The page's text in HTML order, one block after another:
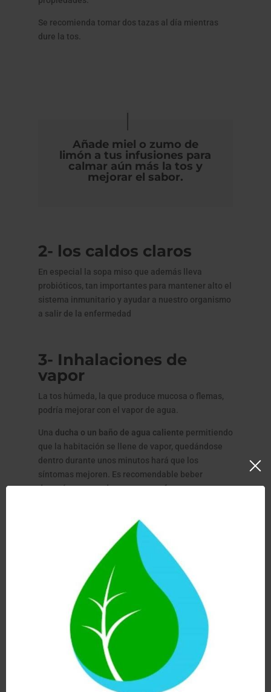
Se recomienda tomar dos tazas al día mientras
dure la tos.
Añade miel o zumo de
limón a tus infusiones para
calmar aún más la tos y
mejorar el sabor.
2- los caldos claros
En especial la sopa miso que además lleva
probióticos, tan importantes para mantener alto el
sistema inmunitario y ayudar a nuestro organismo
a salir de la enfermedad
3- Inhalaciones de
vapor
La tos húmeda, la que produce mucosa o flemas,
podría mejorar con el vapor de agua.
Una ducha o un baño de agua caliente permitiendo
que la habitación se llene de vapor, quedándose
dentro durante unos minutos hará que los
síntomas mejoren. Es recomendable beber
después un vaso de agua para refrescarnos y
Otra alternativa sería preparar una olla con
y calentarla. Una vez retirada del fuego,
añadir plantas con poder descongestionante como
la menta, el eucalipto o el romero. Cubriéndonos
la cabeza con una toalla
inhalaremos los vapores
durante 5 minutoscuidando de no concentrar
demasiado calor. En este caso es recomendable
esperar hasta que se enfríe un poco. No solo las
hierbas sino los aceites esenciales se
recomiendan para esta práctica.